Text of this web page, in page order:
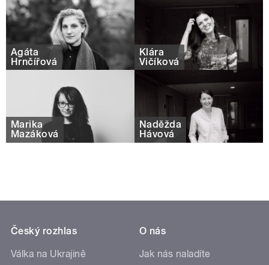
Agáta
Hrnčířová
Klára
Vičíková
Marika
Mazáková
Naděžda
Hávová
Český rozhlas
Válka na Ukrajině
O nás
Jak nás naladíte